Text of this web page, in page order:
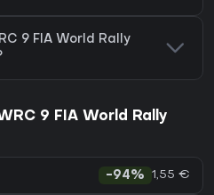
9 FIA World Rally
9 FIA World Rally
-94% 1,55 €